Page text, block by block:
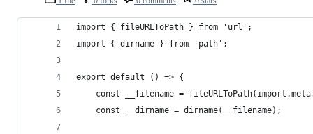
import { fileURLToPath } from 'url';
import { dirname } from 'path';
export default () => {
const __filename =
    const __dirname = dirname(__filename);